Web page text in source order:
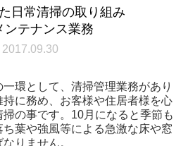
日常清掃の取り組み
ンテナンス業務
2017.09.30
環として、清掃管理業務があり
に務め、お客様や住居者様を心
の事です。10月になると季節も
葉や強風等による急激な床や窓
りません。